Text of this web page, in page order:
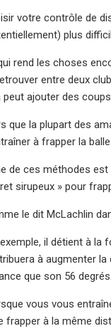
votre contrôle de
plus
rend les choses
entre deux
peut ajouter des
que la plupart des
à frapper la
de ces méthodes est
sirupeux » pour
le dit McLachlin
il détient à la
à augmenter
que son 56 degrés.
vous vous
frapper à la même